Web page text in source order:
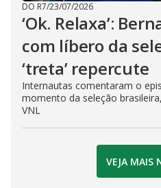
DO R7/23/07/2026
‘Ok. Relaxa’:
com líbero da
‘treta’ repercute
Internautas comentaram o
momento da seleção
VNL
VEJA MAIS